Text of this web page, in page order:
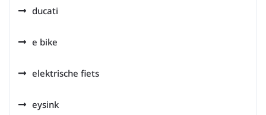
ducati
e bike
elektrische fiets
eysink